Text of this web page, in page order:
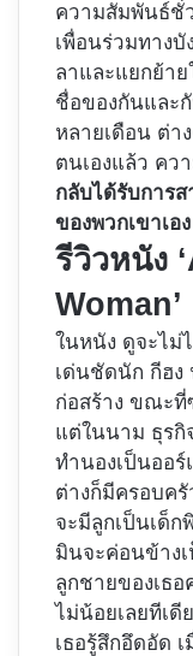
ความสัมพันธ์ชั่
เพื่อนร่วมทาง
ลาและแยกย้า
ชื่อของกันและ
หลายเดือน ต่า
ตนเองแล้ว คว
กลับได้รับการ
ของพวกเขาเอง
รีวิวหนัง
Woman’
ในหนัง ดูจะไม่
เด่นชัดนัก กีฮง
ก่อสร้าง ขณะที่
แต่ในนาม ธุรกิ
ทำนองเป็นออ
ต่างก็มีครอบครั
จะมีลูกเป็นเด็ก
มินจะค่อนข้าง
ลูกชายของเธ
ไม่น้อยเลยทีเ
เธอรู้สึกอึดอัด